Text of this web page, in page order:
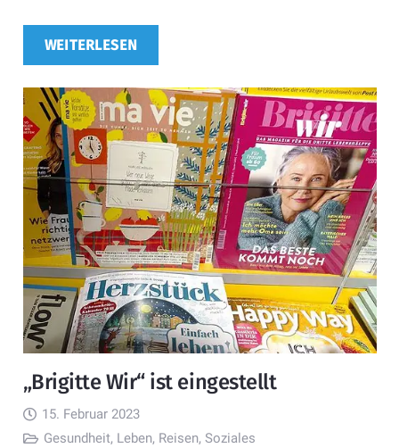
WEITERLESEN
„Brigitte Wir“ ist eingestellt
15. Februar 2023
Gesundheit, Leben, Reisen, Soziales